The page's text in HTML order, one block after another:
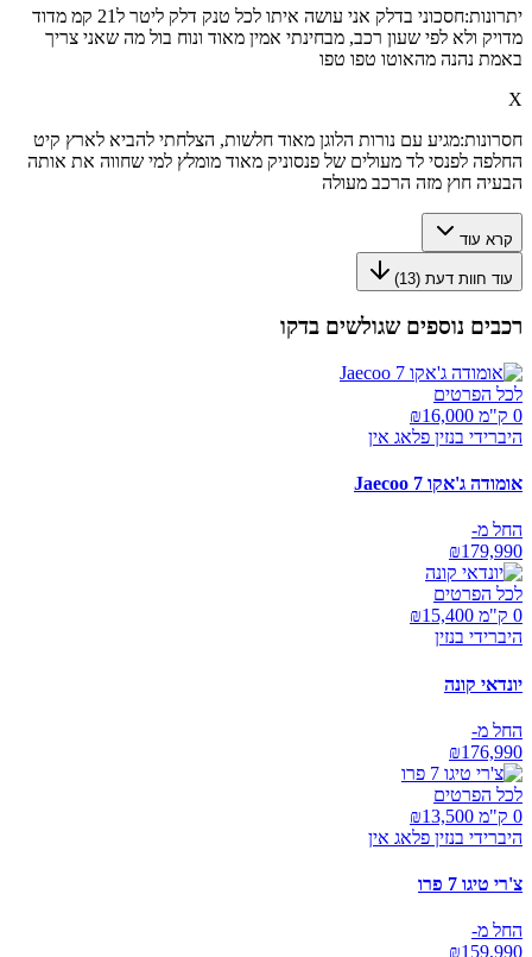
יתרונות:
חסכוני בדלק אני עושה איתו לכל טנק דלק ליטר ל21 קמ מדוד
מדויק ולא לפי שעון רכב, מבחינתי אמין מאוד ונוח בול מה שאני צריך
באמת נהנה מהאוטו טפו טפו
X
חסרונות:מגיע עם נורות הלוגן מאוד חלשות, הצלחתי להביא לארץ קיט
החלפה לפנסי לד מעולים של פנסוניק מאוד מומלץ למי שחווה את אותה
הבעיה חוץ מזה הרכב מעולה
קרא עוד
עוד חוות דעת (13
)
רכבים נוספים שגולשים בדקו
לכל הפרטים
0 ק"מ ₪
16,000
היברידי בנזין פלאג אין
אומודה ג'אקו Jaecoo 7
החל מ-
₪179,990
לכל הפרטים
0 ק"מ ₪
15,400
היברידי בנזין
יונדאי קונה
החל מ-
₪176,990
לכל הפרטים
0 ק"מ ₪
13,500
היברידי בנזין פלאג אין
צ'רי טיגו 7 פרו
החל מ-
₪159,990